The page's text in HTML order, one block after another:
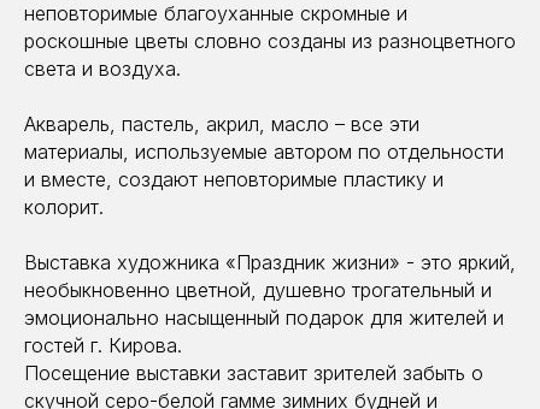
неповторимые благоуханные скромные и
роскошные цветы словно созданы из разноцветного
света и воздуха.
Акварель, пастель, акрил, масло – все эти
материалы, используемые автором по отдельности
и вместе, создают неповторимые пластику и
колорит.
Выставка художника «Праздник жизни» - это яркий,
необыкновенно цветной, душевно трогательный и
эмоционально насыщенный подарок для жителей и
гостей г. Кирова.
Посещение выставки заставит зрителей забыть о
скучной серо-белой гамме зимних будней и